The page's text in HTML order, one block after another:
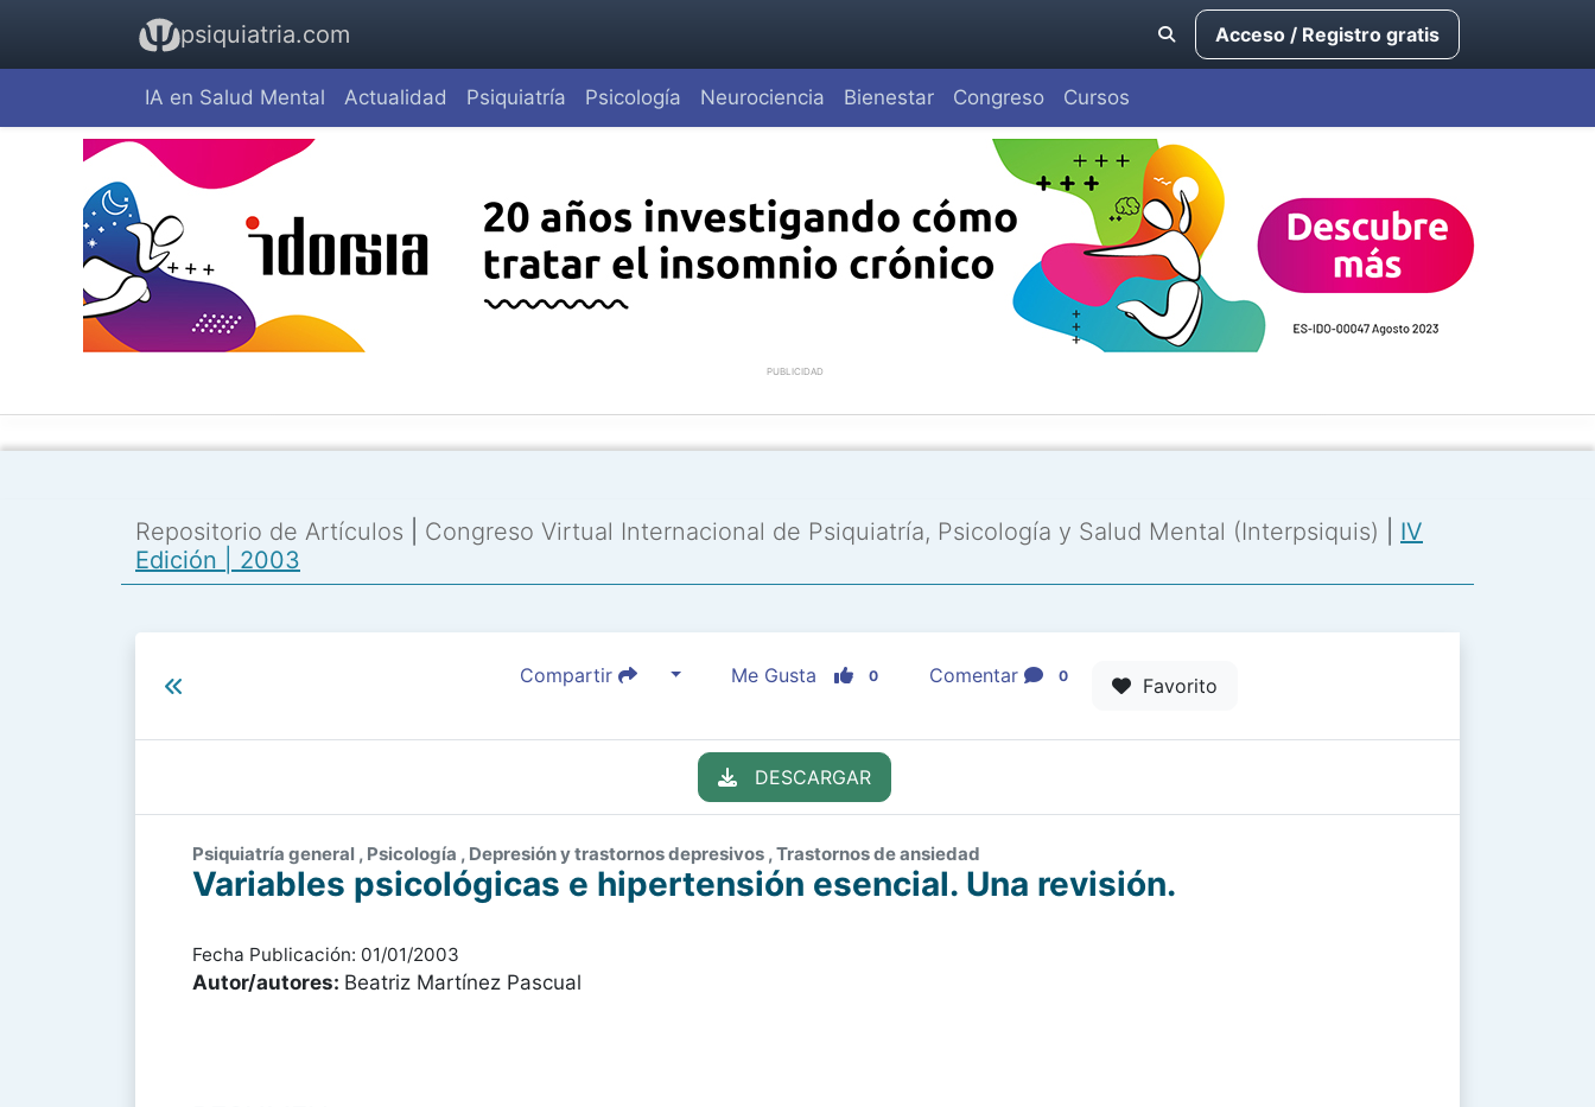
psiquiatria.com Acceso / Registro gratis
IA en Salud Mental Actualidad Psiquiatría Psicología Neurociencia Bienestar Congreso Cursos
PUBLICIDAD
Repositorio de Artículos Congreso Virtual Internacional de Psiquiatría, Psicología y Salud Mental (Interpsiquis)
IV
Edición | 2003
Compartir Me Gusta 0 Comentar 0 Favorito
DESCARGAR
Psiquiatría general , Psicología , Depresión y trastornos depresivos , Trastornos de ansiedad
Variables psicológicas e hipertensión esencial. Una revisión.
Fecha Publicación: 01/01/2003
Autor/autores: Beatriz Martínez Pascual